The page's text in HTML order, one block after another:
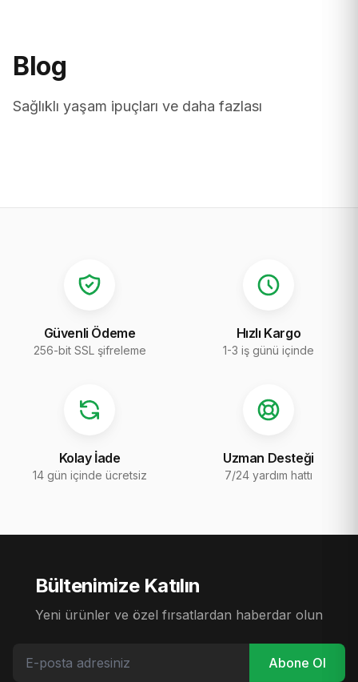
Blog
Sağlıklı yaşam ipuçları ve daha fazlası
Güvenli Ödeme
256-bit SSL şifreleme
Hızlı Kargo
1-3 iş günü içinde
Kolay İade
14 gün içinde ücretsiz
Uzman Desteği
7/24 yardım hattı
Bültenimize Katılın
Yeni ürünler ve özel fırsatlardan haberdar olun
Abone Ol